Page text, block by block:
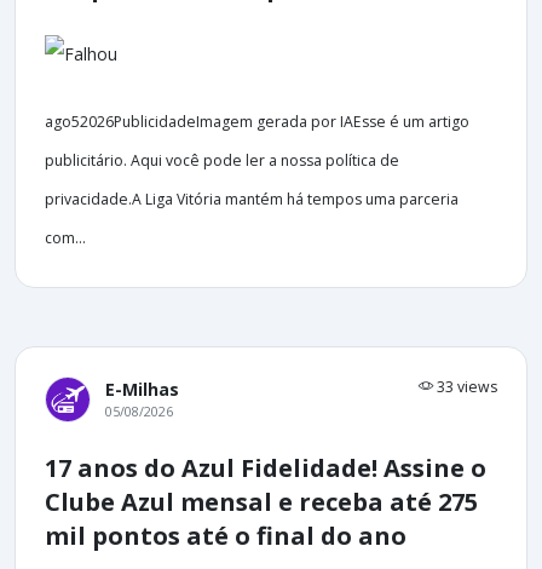
ago52026PublicidadeImagem gerada por IAEsse é um artigo
publicitário. Aqui você pode ler a nossa política de
privacidade.A Liga Vitória mantém há tempos uma parceria
com...
E-Milhas 33 views
05/08/2026
17 anos do Azul Fidelidade! Assine o
Clube Azul mensal e receba até 275
mil pontos até o final do ano